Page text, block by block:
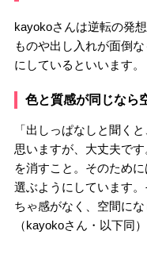
kayokoさんは逆転の発
ものや出し入れが面倒
にしているといいます。
色と質感が同じなら
「出しっぱなしと聞く
思いますが、大丈夫で
を消すこと。そのため
選ぶようにしています
ちゃ感がなく、空間に
（kayokoさん・以下同）